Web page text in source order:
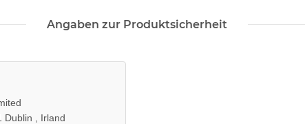
Angaben zur Produktsicherheit
Dublin , Irland
Netzteil APS250
€*